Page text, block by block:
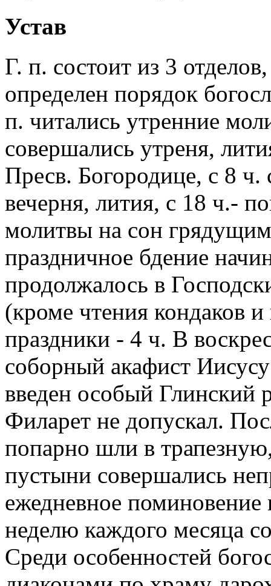
Устав
Г. п. состоит из 3
определен порядок
п. читались утренние
совершались утреня,
Пресв. Богородице, с 8 ч.
вечерня, лития, с 18 ч.-
молитвы на сон
праздничное бдение
продолжалось в
(кроме чтения кондаков
праздники - 4 ч. В
соборный акафист
введен особый Глинский
Филарет не допускал.
попарно шли в
пустыни совершались
ежедневное
неделю каждого месяца
Среди особенностей